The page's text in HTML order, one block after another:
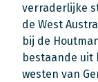
verraderlijke
de West
bij de
bestaande
westen van